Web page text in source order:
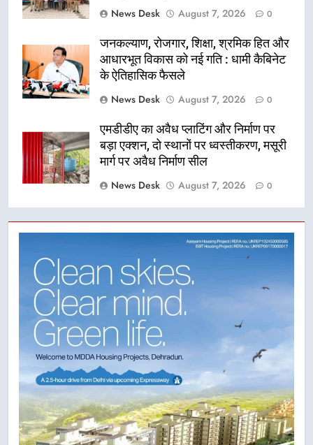
News Desk
August 7, 2026 0
जनकल्याण, रोजगार, शिक्षा, श्रमिक हित और
आधारभूत विकास को नई गति : धामी कैबिनेट
के ऐतिहासिक फैसले
News Desk
August 7, 2026 0
एमडीडीए का अवैध प्लाटिंग और निर्माण पर
बड़ा एक्शन, दो स्थानों पर ध्वस्तीकरण, मसूरी
मार्ग पर अवैध निर्माण सील
News Desk
August 7, 2026 0